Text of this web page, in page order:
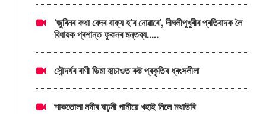
‘জুবিনৰ কথা বেদৰ বাক্য হ’ব নোৱাৰে’, দীঘলীপুখুৰীৰ প্ৰতিবাদক লৈ
বিধায়ক প্ৰশান্ত ফুকনৰ মন্তব্য.....
সৌন্দৰ্যৰ ৰাণী ডিমা হাচাওত ৰুষ্ট প্ৰকৃতিৰ ধ্বংসলীলা
শাকতোলা নদীৰ বাঢ়নী পানীয়ে খহাই নিলে মথাউৰি